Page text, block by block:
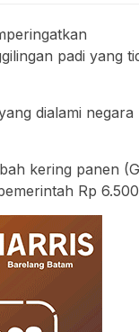
padi yang
dialami negara
kering panen
Rp